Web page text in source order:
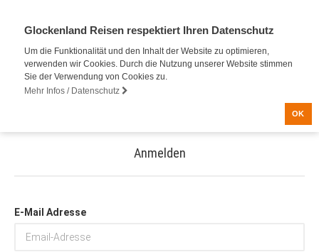
Glockenland Reisen respektiert Ihren Datenschutz
Um die Funktionalität und den Inhalt der Website zu optimieren,
verwenden wir Cookies. Durch die Nutzung unserer Website stimmen
Sie der Verwendung von Cookies zu.
Mehr Infos / Datenschutz
OK
Anmelden
E-Mail Adresse